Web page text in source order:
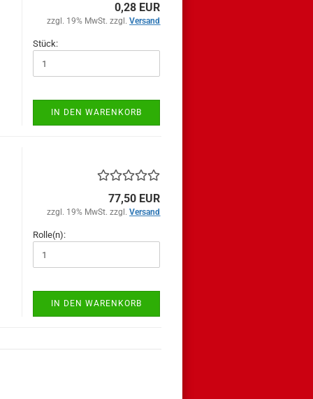
0,28 EUR
zzgl. 19% MwSt. zzgl.Versand
Stück:
IN DEN WARENKORB
77,50 EUR
zzgl. 19% MwSt. zzgl.Versand
Rolle(n):
IN DEN WARENKORB